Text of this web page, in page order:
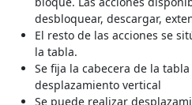
desbloquear, descargar,
El resto de las acciones se
la tabla.
Se fija la cabecera de la
desplazamiento vertical
Se puede realizar